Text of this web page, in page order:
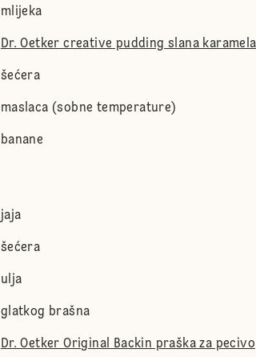
mlijeka
Dr. Oetker creative pudding slana karamela
šećera
maslaca (sobne temperature)
banane
jaja
šećera
ulja
glatkog brašna
Dr. Oetker Original Backin praška za pecivo